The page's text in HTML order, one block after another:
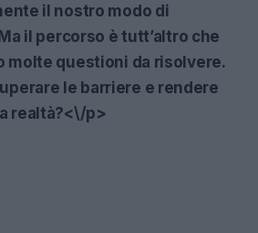
il nostro modo di
il percorso è tutt’altro che
molte questioni da risolvere.
le barriere e rendere
realtà?<\/p>